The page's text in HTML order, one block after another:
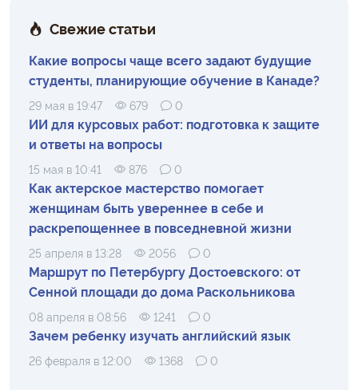
Свежие статьи
Какие вопросы чаще всего задают будущие
студенты, планирующие обучение в Канаде?
29 мая в 19:47 679 0
ИИ для курсовых работ: подготовка к защите
и ответы на вопросы
15 мая в 10:41 876 0
Как актерское мастерство помогает
женщинам быть увереннее в себе и
раскрепощеннее в повседневной жизни
25 апреля в 13:28 2056 0
Маршрут по Петербургу Достоевского: от
Сенной площади до дома Раскольникова
08 апреля в 08:56 1241 0
Зачем ребенку изучать английский язык
26 февраля в 12:00 1368 0